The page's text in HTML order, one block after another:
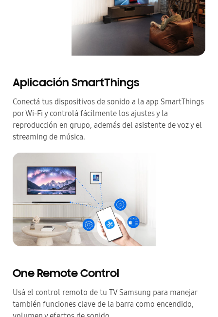
Aplicación SmartThings
Conectá tus dispositivos de sonido a la app SmartThings
por Wi-Fi y controlá fácilmente los ajustes y la
reproducción en grupo, además del asistente de voz y el
streaming de música.
One Remote Control
Usá el control remoto de tu TV Samsung para manejar
también funciones clave de la barra como encendido,